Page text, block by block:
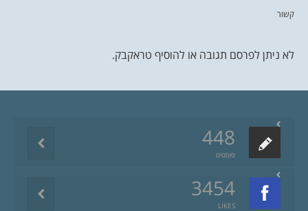
קשור
לא ניתן לפרסם תגובה או להוסיף טראקבק.
448
פוסטים
3454
LIKES